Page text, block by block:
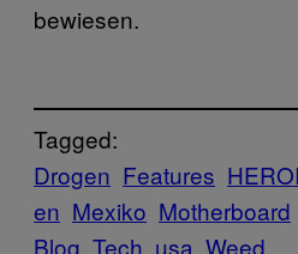
bewiesen.
Tagged:
Drogen Features
en Mexiko Motherboard
Blog Tech usa Weed